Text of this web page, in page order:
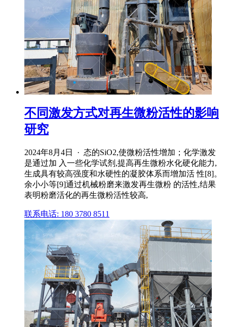
不同激发方式对再生微粉活性的影响
研究
2024年8月4日 · 态的SiO2,使微粉活性增加；化学激发
是通过加 入一些化学试剂,提高再生微粉水化硬化能力,
生成具有较高强度和水硬性的凝胶体系而增加活 性[8]。
余小小等[9]通过机械粉磨来激发再生微粉 的活性,结果
表明粉磨活化的再生微粉活性较高,
联系电话: 180 3780 8511